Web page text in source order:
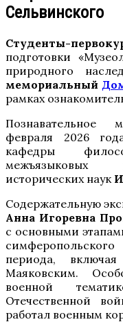
Сельвинского
Студенты-
подготовки
природного
мемориальный
рамках
Познавательное
февраля 2026
кафедры
межъязыковых
исторических наук
Содержательную
Анна Игоревна
с основными
периода,
Маяковским.
военной
Отечественной
работал военным